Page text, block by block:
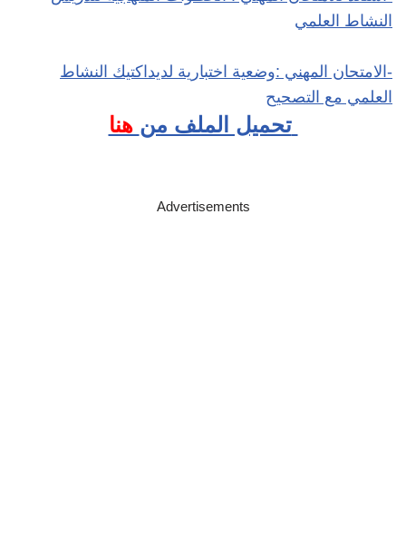
النشاط العلمي
-الامتحان المهني :وضعية اختبارية لديداكتيك النشاط
العلمي مع التصحيح
تحميل الملف من هنا
Advertisements